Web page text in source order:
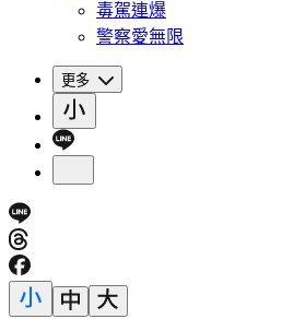
毒駕連爆
警察愛無限
更多